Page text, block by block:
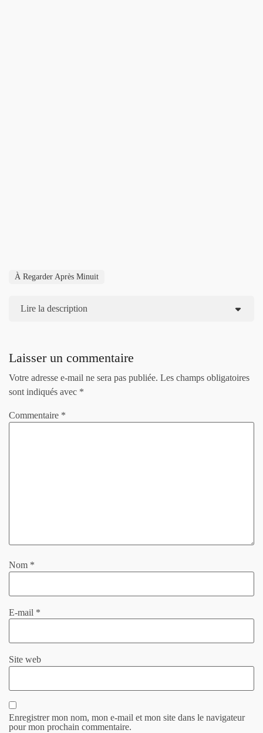
À Regarder Après Minuit
Lire la description
Laisser un commentaire
Votre adresse e-mail ne sera pas publiée. Les champs obligatoires
sont indiqués avec *
Commentaire *
Nom *
E-mail *
Site web
Enregistrer mon nom, mon e-mail et mon site dans le navigateur
pour mon prochain commentaire.